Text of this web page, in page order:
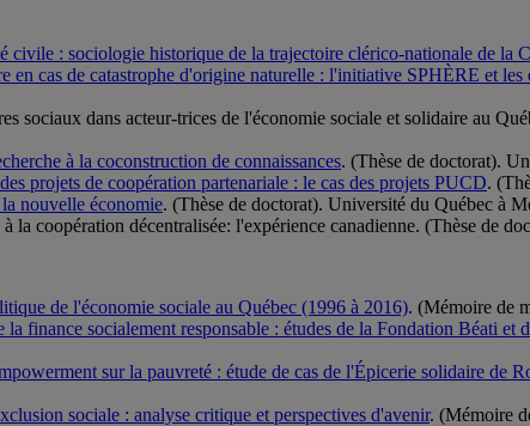
civile : sociologie historique de la trajectoire clérico-nationale de la
en cas de catastrophe d'origine naturelle : l'initiative SPHÈRE et
dans acteur-trices de l'économie sociale et solidaire au
à la coconstruction de connaissances. (Thèse de doctorat).
projets de coopération partenariale : le cas des projets PUCD.
nouvelle économie. (Thèse de doctorat). Université du Québec à
coopération décentralisée: l'expérience canadienne. (Thèse de
de l'économie sociale au Québec (1996 à 2016). (Mémoire de
finance socialement responsable : études de la Fondation Béati et
sur la pauvreté : étude de cas de l'Épicerie solidaire de
sociale : analyse critique et perspectives d'avenir. (Mémoire